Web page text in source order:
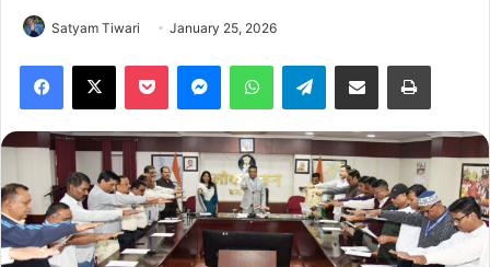
Satyam Tiwari January 25, 2026
Telegram